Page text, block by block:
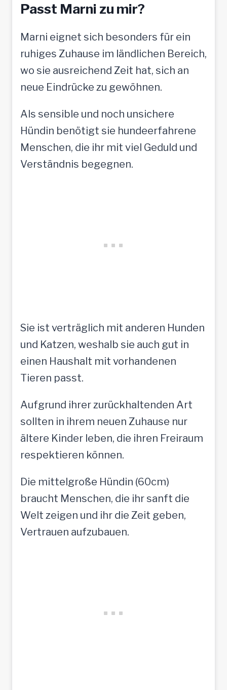
Passt Marni zu mir?
Marni eignet sich besonders für ein
ruhiges Zuhause im ländlichen Bereich,
wo sie ausreichend Zeit hat, sich an
neue Eindrücke zu gewöhnen.
Als sensible und noch unsichere
Hündin benötigt sie hundeerfahrene
Menschen, die ihr mit viel Geduld und
Verständnis begegnen.
Sie ist verträglich mit anderen Hunden
und Katzen, weshalb sie auch gut in
einen Haushalt mit vorhandenen
Tieren passt.
Aufgrund ihrer zurückhaltenden Art
sollten in ihrem neuen Zuhause nur
ältere Kinder leben, die ihren Freiraum
respektieren können.
Die mittelgroße Hündin (60cm)
braucht Menschen, die ihr sanft die
Welt zeigen und ihr die Zeit geben,
Vertrauen aufzubauen.